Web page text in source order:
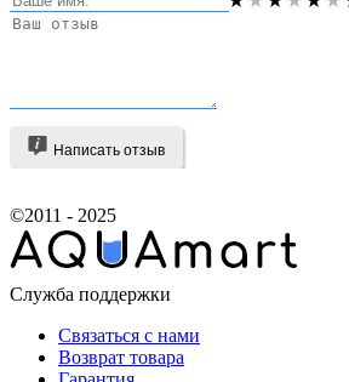
Написать отзыв
©2011 - 2025
Служба поддержки
Связаться с нами
Возврат товара